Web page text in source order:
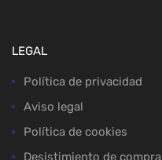
LEGAL
Política de privacidad
Aviso legal
Política de cookies
Desistimiento de compra